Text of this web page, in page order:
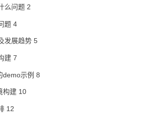
么问题 2
题 4
发展趋势 5
建 7
demo示例 8
构建 10
12